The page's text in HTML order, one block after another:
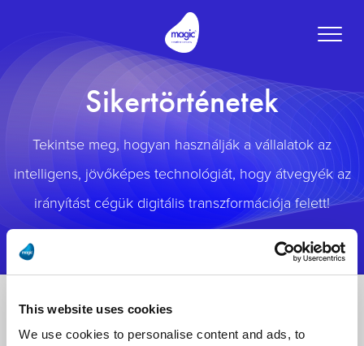
This website uses cookies
We use cookies to personalise content and ads, to
Toggle
Sikertörténetek
Tekintse meg, hogyan használják a vállalatok az
intelligens, jövőképes technológiát, hogy átvegyék az
irányítást cégük digitális transzformációja felett!